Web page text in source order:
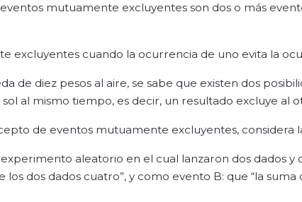
eventos mutuamente excluyentes son dos o más
excluyentes cuando la ocurrencia de uno evita la
de diez pesos al aire, se sabe que existen dos
al mismo tiempo, es decir, un resultado excluye al
de eventos mutuamente excluyentes, considera
aleatorio en el cual lanzaron dos dados y
dos dados cuatro”, y como evento B: que “la